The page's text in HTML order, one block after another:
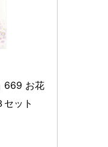
669 お花
ット